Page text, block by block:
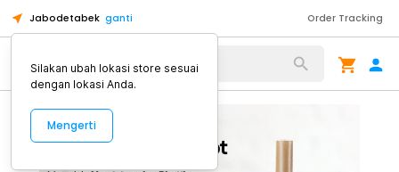
Jabodetabek ganti Order Tracking
Alat Kopi
Silakan ubah lokasi store sesuai
dengan lokasi Anda.
Mengerti